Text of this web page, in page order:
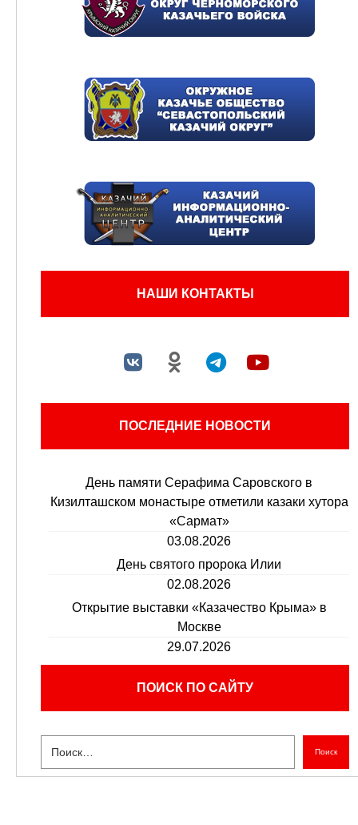
НАШИ КОНТАКТЫ
ПОСЛЕДНИЕ НОВОСТИ
День памяти Серафима Саровского в
Кизилташском монастыре отметили казаки хутора
«Сармат»
03.08.2026
День святого пророка Илии
02.08.2026
Открытие выставки «Казачество Крыма» в
Москве
29.07.2026
ПОИСК ПО САЙТУ
Поиск